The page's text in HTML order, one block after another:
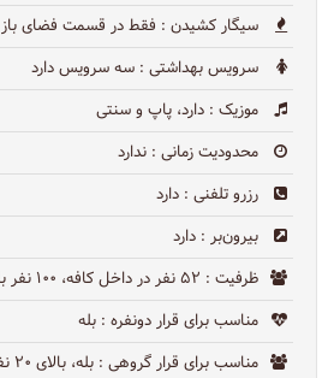
سیگار کشیدن : فقط در قسمت فضای باز
سرویس بهداشتی : سه سرویس دارد
موزیک : دارد، پاپ و سنتی
محدودیت زمانی : ندارد
رزرو تلفنی : دارد
بیرون‌بر : دارد
ظرفیت : ۵۲ نفر در داخل کافه، ۱۰۰ نفر با محیط بیرونی
مناسب برای قرار دونفره : بله
مناسب برای قرار گروهی : بله، بالای ۲۰ نفر